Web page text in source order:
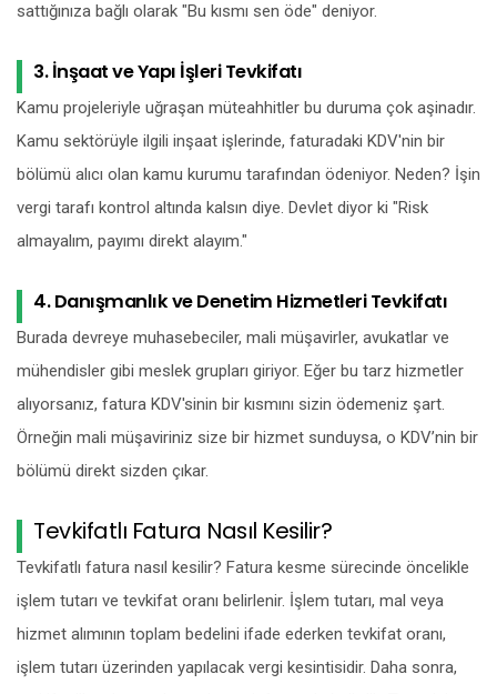
sattığınıza bağlı olarak "Bu kısmı sen öde" deniyor.
3. İnşaat ve Yapı İşleri Tevkifatı
Kamu projeleriyle uğraşan müteahhitler bu duruma çok aşinadır.
Kamu sektörüyle ilgili inşaat işlerinde, faturadaki KDV'nin bir
bölümü alıcı olan kamu kurumu tarafından ödeniyor. Neden? İşin
vergi tarafı kontrol altında kalsın diye. Devlet diyor ki "Risk
almayalım, payımı direkt alayım."
4. Danışmanlık ve Denetim Hizmetleri Tevkifatı
Burada devreye muhasebeciler, mali müşavirler, avukatlar ve
mühendisler gibi meslek grupları giriyor. Eğer bu tarz hizmetler
alıyorsanız, fatura KDV'sinin bir kısmını sizin ödemeniz şart.
Örneğin mali müşaviriniz size bir hizmet sunduysa, o KDV’nin bir
bölümü direkt sizden çıkar.
Tevkifatlı Fatura Nasıl Kesilir?
Tevkifatlı fatura nasıl kesilir? Fatura kesme sürecinde öncelikle
işlem tutarı ve tevkifat oranı belirlenir. İşlem tutarı, mal veya
hizmet alımının toplam bedelini ifade ederken tevkifat oranı,
işlem tutarı üzerinden yapılacak vergi kesintisidir. Daha sonra,